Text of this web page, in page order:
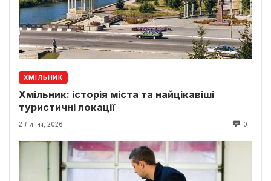
ХМІЛЬНИК
Хмільник: історія міста та найцікавіші
туристичні локації
2 Липня, 2026 0